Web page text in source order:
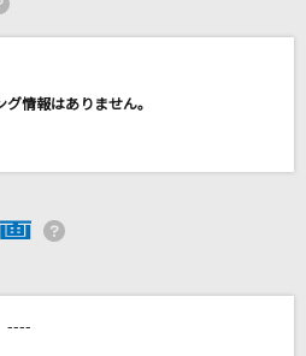
、GUMI
----